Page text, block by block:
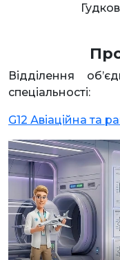
Відділення
спеціальності:
G12 Авіаційна та